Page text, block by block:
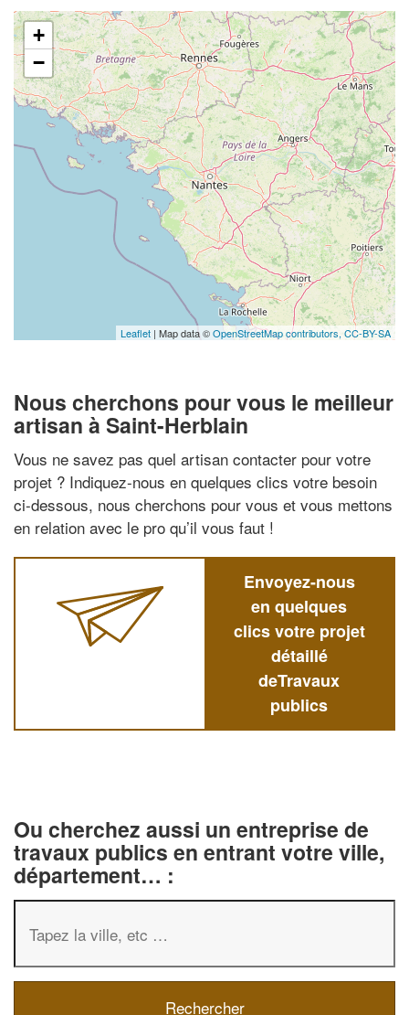
+
−
Leaflet | Map data ©OpenStreetMap contributors, CC-BY-SA
Nous cherchons pour vous le meilleur
artisan à Saint-Herblain
Vous ne savez pas quel artisan contacter pour votre
projet ? Indiquez-nous en quelques clics votre besoin
ci-dessous, nous cherchons pour vous et vous mettons
en relation avec le pro qu’il vous faut !
Envoyez-nous
en quelques
clics votre projet
détaillé
deTravaux
publics
Ou cherchez aussi un entreprise de
travaux publics en entrant votre ville,
département… :